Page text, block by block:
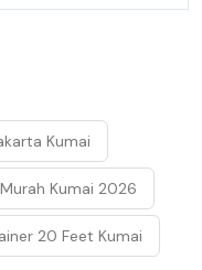
Kumai
Kumai 2026
20 Feet Kumai